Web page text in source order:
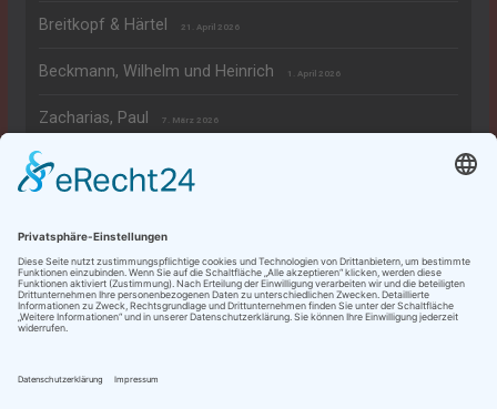
Breitkopf & Härtel 21. April 2026
Beckmann, Wilhelm und Heinrich 1. April 2026
Zacharias, Paul 7. März 2026
Rechtliches
Datenschutzerklärung
Impressum